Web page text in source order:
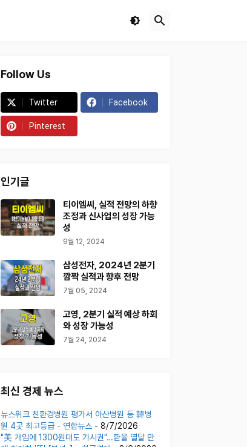
Follow Us
Twitter Facebook
Pinterest
인기글
티이엠씨, 실적 전망의 하향
조정과 신사업의 성장 가능
성
9월 12, 2024
삼성전자, 2024년 2분기
깜짝 실적과 향후 전망
7월 05, 2024
고영, 2분기 실적 예상 하회
와 성장 가능성
7월 24, 2024
최신 경제 뉴스
뉴스위크 친환경병원 평가서 아산병원 등 韓병
원 4곳 최고등급 - 연합뉴스- 8/7/2026
"美 개입에 1300원대도 가시권"…환율 열달 만